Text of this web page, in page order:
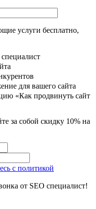
услуги бесплатно,
специалист
для вашего сайта
«Как продвинуть сайт
за собой скидку 10% на
с политикой
от SEO специалист!